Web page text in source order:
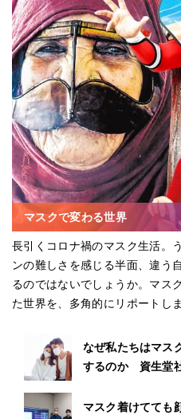
マスクで変わる世界
長引くコロナ禍のマスク生活。
ンの難しさを感じる半面、違う
るのではないでしょうか。マス
た世界を、多角的にリポートし
なぜ私たちはマス
するのか 資生堂
マスク着けてても